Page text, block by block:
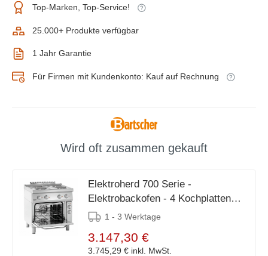
Top-Marken, Top-Service!
25.000+ Produkte verfügbar
1 Jahr Garantie
Für Firmen mit Kundenkonto: Kauf auf Rechnung
Wird oft zusammen gekauft
Elektroherd 700 Serie -
Elektrobackofen - 4 Kochplatten
rund- 800x700x(h)850-900mm
1 - 3 Werktage
3.147,30 €
3.745,29 € inkl. MwSt.